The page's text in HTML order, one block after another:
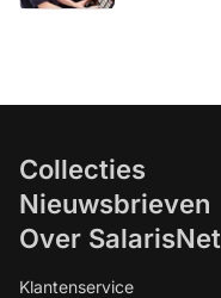
Collecties
Nieuwsbrieven
Over SalarisNet
Klantenservice